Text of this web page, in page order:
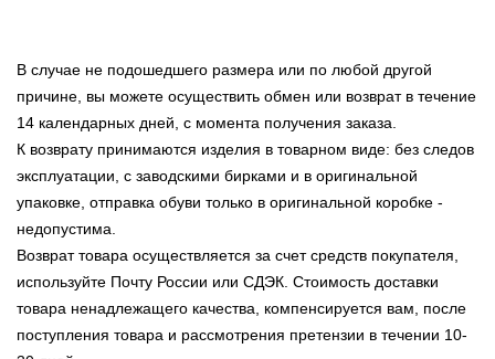
В случае не подошедшего размера или по любой другой
причине, вы можете осуществить обмен или возврат в течение
14 календарных дней, с момента получения заказа.
К возврату принимаются изделия в товарном виде: без следов
эксплуатации, с заводскими бирками и в оригинальной
упаковке, отправка обуви только в оригинальной коробке -
недопустима.
Возврат товара осуществляется за счет средств покупателя,
используйте Почту России или СДЭК. Стоимость доставки
товара ненадлежащего качества, компенсируется вам, после
поступления товара и рассмотрения претензии в течении 10-